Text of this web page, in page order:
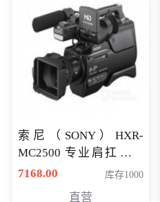
索尼（SONY）HXR-
MC2500 专业肩扛式存
储卡全高清摄录一体机
7168.00 库存1000
直营